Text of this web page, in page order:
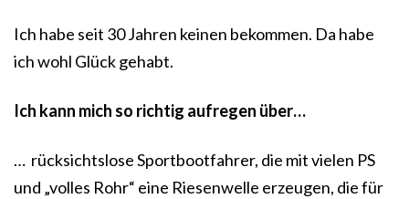
Ich habe seit 30 Jahren keinen bekommen. Da habe
ich wohl Glück gehabt.
Ich kann mich so richtig aufregen über…
… rücksichtslose Sportbootfahrer, die mit vielen PS
und „volles Rohr“ eine Riesenwelle erzeugen, die für